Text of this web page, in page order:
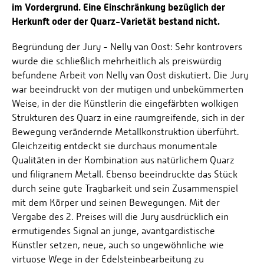
im Vordergrund. Eine Einschränkung bezüglich der
Herkunft oder der Quarz-Varietät bestand nicht.
Begründung der Jury - Nelly van Oost: Sehr kontrovers
wurde die schließlich mehrheitlich als preiswürdig
befundene Arbeit von Nelly van Oost diskutiert. Die Jury
war beeindruckt von der mutigen und unbekümmerten
Weise, in der die Künstlerin die eingefärbten wolkigen
Strukturen des Quarz in eine raumgreifende, sich in der
Bewegung verändernde Metallkonstruktion überführt.
Gleichzeitig entdeckt sie durchaus monumentale
Qualitäten in der Kombination aus natürlichem Quarz
und filigranem Metall. Ebenso beeindruckte das Stück
durch seine gute Tragbarkeit und sein Zusammenspiel
mit dem Körper und seinen Bewegungen. Mit der
Vergabe des 2. Preises will die Jury ausdrücklich ein
ermutigendes Signal an junge, avantgardistische
Künstler setzen, neue, auch so ungewöhnliche wie
virtuose Wege in der Edelsteinbearbeitung zu